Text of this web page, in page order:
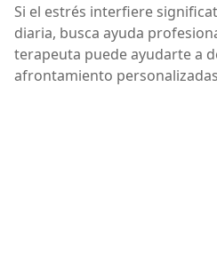
Si el estrés interfiere
diaria, busca ayuda
terapeuta puede ayudarte a
afrontamiento